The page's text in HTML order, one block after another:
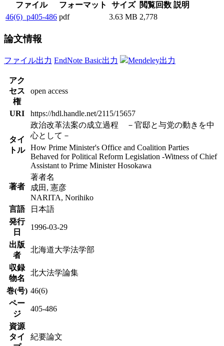
ファイル フォーマット サイズ 閲覧回数 説明
46(6)_p405-486 pdf 3.63 MB 2,778
論文情報
ファイル出力 EndNote Basic出力 Mendeley出力
アク
セス
権
open access
URI https://hdl.handle.net/2115/15657
タイ
トル
政治改革法案の成立過程 －官邸と与党の動きを中
心として－
How Prime Minister's Office and Coalition Parties
Behaved for Political Reform Legislation -Witness of Chief
Assistant to Prime Minister Hosokawa
著者
著者名
成田, 憲彦
NARITA, Norihiko
言語
日本語
発行
日
1996-03-29
出版
者
北海道大学法学部
収録
物名
北大法学論集
巻(号) 46(6)
ペー
ジ
405-486
資源
タイ
紀要論文